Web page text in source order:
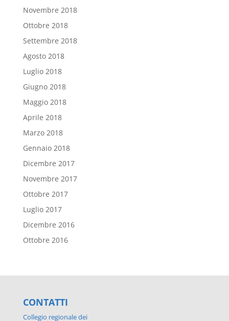
Novembre 2018
Ottobre 2018
Settembre 2018
Agosto 2018
Luglio 2018
Giugno 2018
Maggio 2018
Aprile 2018
Marzo 2018
Gennaio 2018
Dicembre 2017
Novembre 2017
Ottobre 2017
Luglio 2017
Dicembre 2016
Ottobre 2016
CONTATTI
Collegio regionale dei